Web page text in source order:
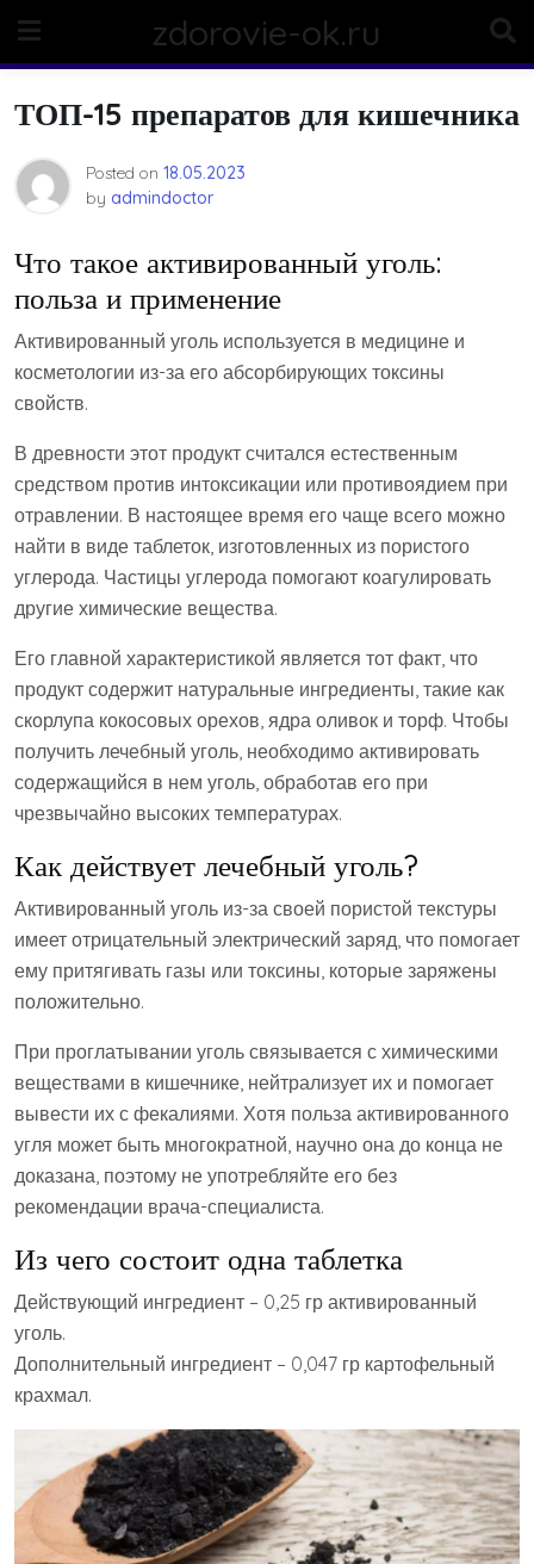
content
zdorovie-ok.ru
ТОП-15 препаратов для кишечника
Posted on 18.05.2023
by admindoctor
Что такое активированный уголь:
польза и применение
Активированный уголь используется в медицине и
косметологии из-за его абсорбирующих токсины
свойств.
В древности этот продукт считался естественным
средством против интоксикации или противоядием при
отравлении. В настоящее время его чаще всего можно
найти в виде таблеток, изготовленных из пористого
углерода. Частицы углерода помогают коагулировать
другие химические вещества.
Его главной характеристикой является тот факт, что
продукт содержит натуральные ингредиенты, такие как
скорлупа кокосовых орехов, ядра оливок и торф. Чтобы
получить лечебный уголь, необходимо активировать
содержащийся в нем уголь, обработав его при
чрезвычайно высоких температурах.
Как действует лечебный уголь?
Активированный уголь из-за своей пористой текстуры
имеет отрицательный электрический заряд, что помогает
ему притягивать газы или токсины, которые заряжены
положительно.
При проглатывании уголь связывается с химическими
веществами в кишечнике, нейтрализует их и помогает
вывести их с фекалиями. Хотя польза активированного
угля может быть многократной, научно она до конца не
доказана, поэтому не употребляйте его без
рекомендации врача-специалиста.
Из чего состоит одна таблетка
Действующий ингредиент – 0,25 гр активированный
уголь.
Дополнительный ингредиент – 0,047 гр картофельный
крахмал.